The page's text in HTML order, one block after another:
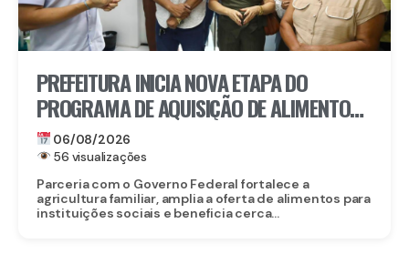
PREFEITURA INICIA NOVA ETAPA DO
PROGRAMA DE AQUISIÇÃO DE ALIMENTOS E
ANUNCIA CRIAÇÃO DO PAA RECIFE
06/08/2026
56 visualizações
Parceria com o Governo Federal fortalece a
agricultura familiar, amplia a oferta de alimentos para
instituições sociais e beneficia cerca...